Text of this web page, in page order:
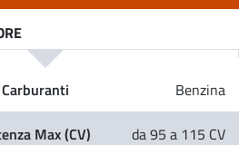
Carburanti Benzina
Max (CV) da 95 a 115 CV